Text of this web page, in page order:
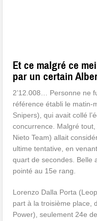
Et ce malgré ce
par un certain
2’12.008… Personne ne
référence établi le matin-
Snipers), qui avait collé
concurrence. Malgré
Nieto Team) allait
ultime tentative, en
quart de secondes. Belle
pointé au 15e rang.
Lorenzo Dalla Porta
part à la troisième place,
Power), seulement 24e